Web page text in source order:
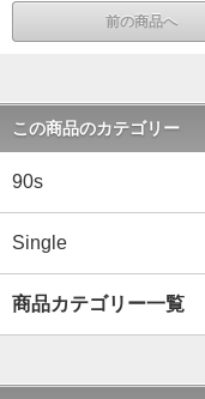
前の商品へ
この商品のカテゴリー
90s
Single
商品カテゴリー一覧